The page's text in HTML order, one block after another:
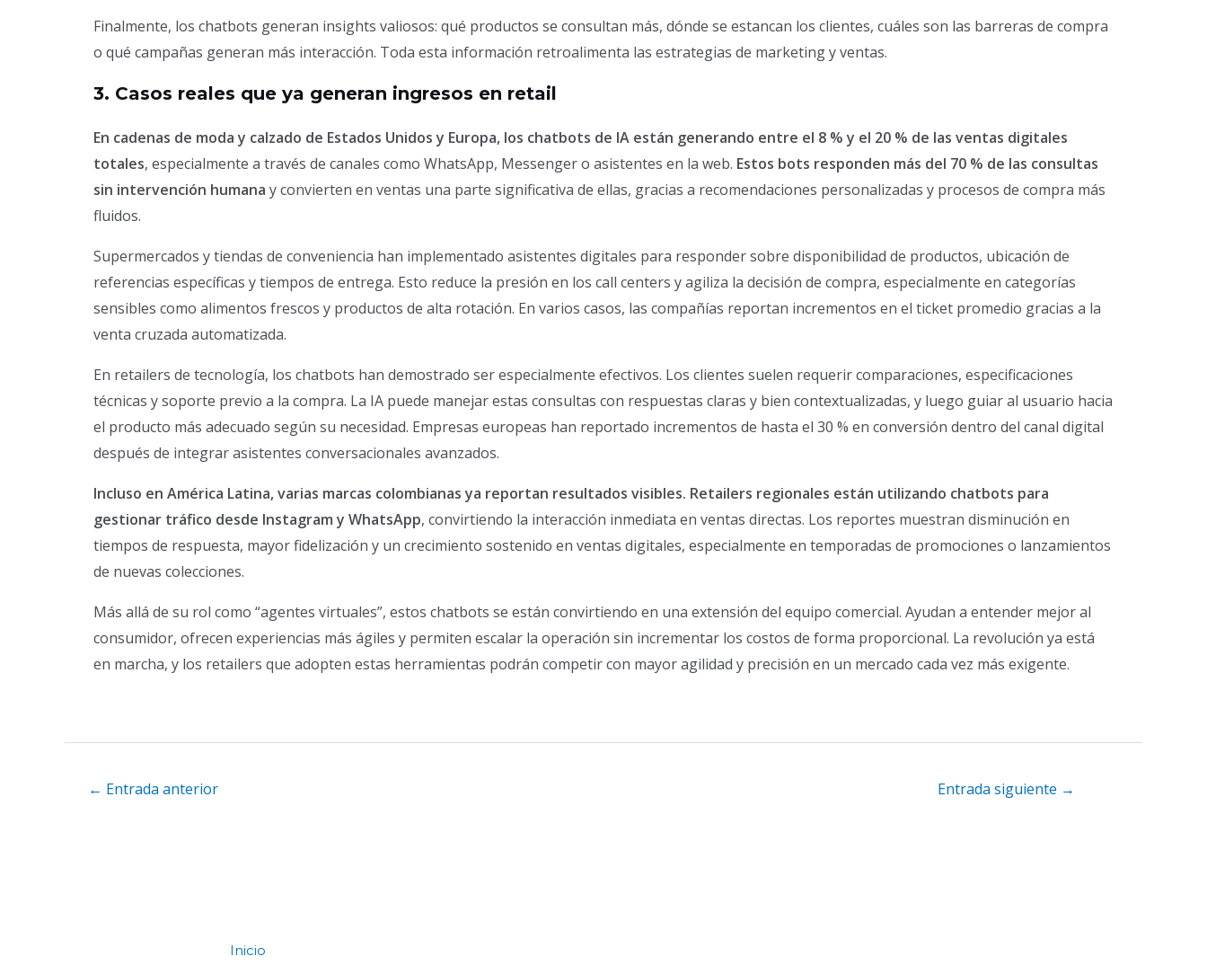
Finalmente, los chatbots generan insights valiosos: qué productos se consultan más, dónde se estancan los clientes, cuáles son las barreras de compra
o qué campañas generan más interacción. Toda esta información retroalimenta las estrategias de marketing y ventas.
3. Casos reales que ya generan ingresos en retail
En cadenas de moda y calzado de Estados Unidos y Europa, los chatbots de IA están generando entre el 8 % y el 20 % de las ventas digitales
totales, especialmente a través de canales como WhatsApp, Messenger o asistentes en la web. Estos bots responden más del 70 % de las consultas
sin intervención humana y convierten en ventas una parte significativa de ellas, gracias a recomendaciones personalizadas y procesos de compra más
fluidos.
Supermercados y tiendas de conveniencia han implementado asistentes digitales para responder sobre disponibilidad de productos, ubicación de
referencias específicas y tiempos de entrega. Esto reduce la presión en los call centers y agiliza la decisión de compra, especialmente en categorías
sensibles como alimentos frescos y productos de alta rotación. En varios casos, las compañías reportan incrementos en el ticket promedio gracias a la
venta cruzada automatizada.
En retailers de tecnología, los chatbots han demostrado ser especialmente efectivos. Los clientes suelen requerir comparaciones, especificaciones
técnicas y soporte previo a la compra. La IA puede manejar estas consultas con respuestas claras y bien contextualizadas, y luego guiar al usuario hacia
el producto más adecuado según su necesidad. Empresas europeas han reportado incrementos de hasta el 30 % en conversión dentro del canal digital
después de integrar asistentes conversacionales avanzados.
Incluso en América Latina, varias marcas colombianas ya reportan resultados visibles. Retailers regionales están utilizando chatbots para
gestionar tráfico desde Instagram y WhatsApp, convirtiendo la interacción inmediata en ventas directas. Los reportes muestran disminución en
tiempos de respuesta, mayor fidelización y un crecimiento sostenido en ventas digitales, especialmente en temporadas de promociones o lanzamientos
de nuevas colecciones.
Más allá de su rol como “agentes virtuales”, estos chatbots se están convirtiendo en una extensión del equipo comercial. Ayudan a entender mejor al
consumidor, ofrecen experiencias más ágiles y permiten escalar la operación sin incrementar los costos de forma proporcional. La revolución ya está
en marcha, y los retailers que adopten estas herramientas podrán competir con mayor agilidad y precisión en un mercado cada vez más exigente.
← Entrada anterior Entrada siguiente →
Inicio